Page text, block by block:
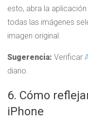
esto, abra la
todas las imágenes
imagen original.
Sugerencia: Verificar
diario.
6. Cómo
iPhone